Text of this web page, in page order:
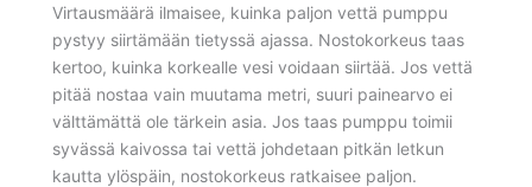
Virtausmäärä ilmaisee, kuinka paljon vettä pumppu
pystyy siirtämään tietyssä ajassa. Nostokorkeus taas
kertoo, kuinka korkealle vesi voidaan siirtää. Jos vettä
pitää nostaa vain muutama metri, suuri painearvo ei
välttämättä ole tärkein asia. Jos taas pumppu toimii
syvässä kaivossa tai vettä johdetaan pitkän letkun
kautta ylöspäin, nostokorkeus ratkaisee paljon.